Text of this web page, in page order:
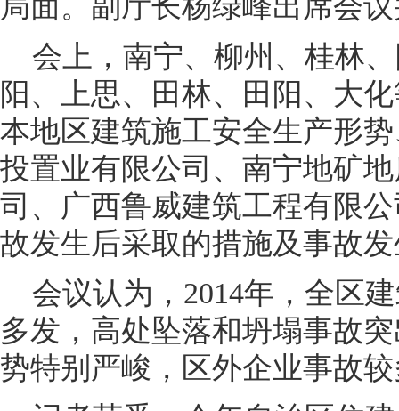
局面。副厅长杨绿峰出席会
会上，南宁、柳州、桂林
阳、上思、田林、田阳、大
本地区建筑施工安全生产形
投置业有限公司、南宁地矿
司、广西鲁威建筑工程有限
故发生后采取的措施及事故
会议认为，2014年，全区
多发，高处坠落和坍塌事故
势特别严峻，区外企业事故